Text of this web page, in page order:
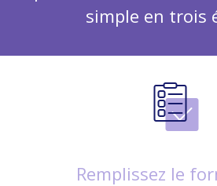
simple en trois
Remplissez le